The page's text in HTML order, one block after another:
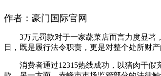
作者：豪门国际官网
3万元罚款对于一家蔬菜店而言力度显著，
日，既是履行法令职责，更是对整个处所财
消费者通过12315热线成功，以猪肉干假